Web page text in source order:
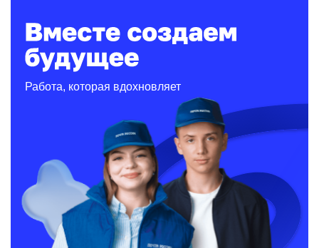
Работа, которая вдохновляет